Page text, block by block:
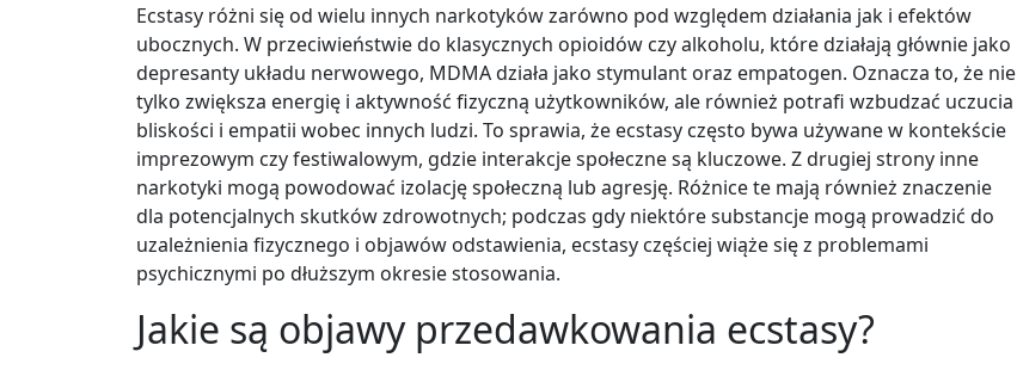
Ecstasy różni się od wielu innych narkotyków zarówno pod względem działania jak i efektów
ubocznych. W przeciwieństwie do klasycznych opioidów czy alkoholu, które działają głównie jako
depresanty układu nerwowego, MDMA działa jako stymulant oraz empatogen. Oznacza to, że nie
tylko zwiększa energię i aktywność fizyczną użytkowników, ale również potrafi wzbudzać uczucia
bliskości i empatii wobec innych ludzi. To sprawia, że ecstasy często bywa używane w kontekście
imprezowym czy festiwalowym, gdzie interakcje społeczne są kluczowe. Z drugiej strony inne
narkotyki mogą powodować izolację społeczną lub agresję. Różnice te mają również znaczenie
dla potencjalnych skutków zdrowotnych; podczas gdy niektóre substancje mogą prowadzić do
uzależnienia fizycznego i objawów odstawienia, ecstasy częściej wiąże się z problemami
psychicznymi po dłuższym okresie stosowania.
Jakie są objawy przedawkowania ecstasy?